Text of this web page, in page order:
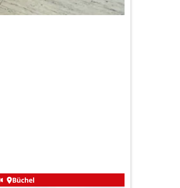
Büchel